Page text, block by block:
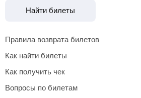
Найти билеты
Правила возврата билетов
Как найти билеты
Как получить чек
Вопросы по билетам